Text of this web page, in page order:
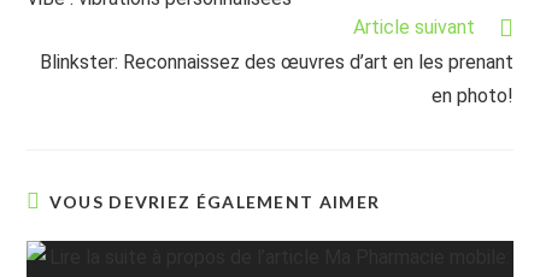
articles
Article suivant
Blinkster: Reconnaissez des œuvres d’art en les prenant
en photo!
VOUS DEVRIEZ ÉGALEMENT AIMER